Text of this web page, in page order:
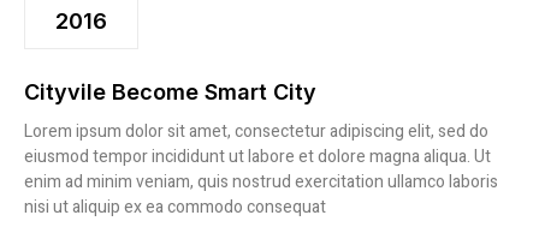
2016
Cityvile Become Smart City
Lorem ipsum dolor sit amet, consectetur adipiscing elit, sed do
eiusmod tempor incididunt ut labore et dolore magna aliqua. Ut
enim ad minim veniam, quis nostrud exercitation ullamco laboris
nisi ut aliquip ex ea commodo consequat